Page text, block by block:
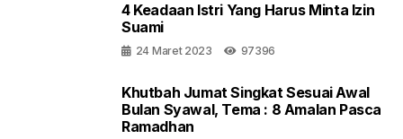
4 Keadaan Istri Yang Harus Minta Izin
Suami
24 Maret 2023 97396
Khutbah Jumat Singkat Sesuai Awal
Bulan Syawal, Tema : 8 Amalan Pasca
Ramadhan